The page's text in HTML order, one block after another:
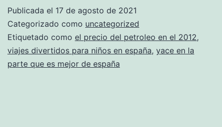
NBA
Publicada el 17 de agosto de 2021
Categorizado como uncategorized
Etiquetado como el precio del petroleo en el 2012,
viajes divertidos para niños en españa, yace en la
parte que es mejor de españa